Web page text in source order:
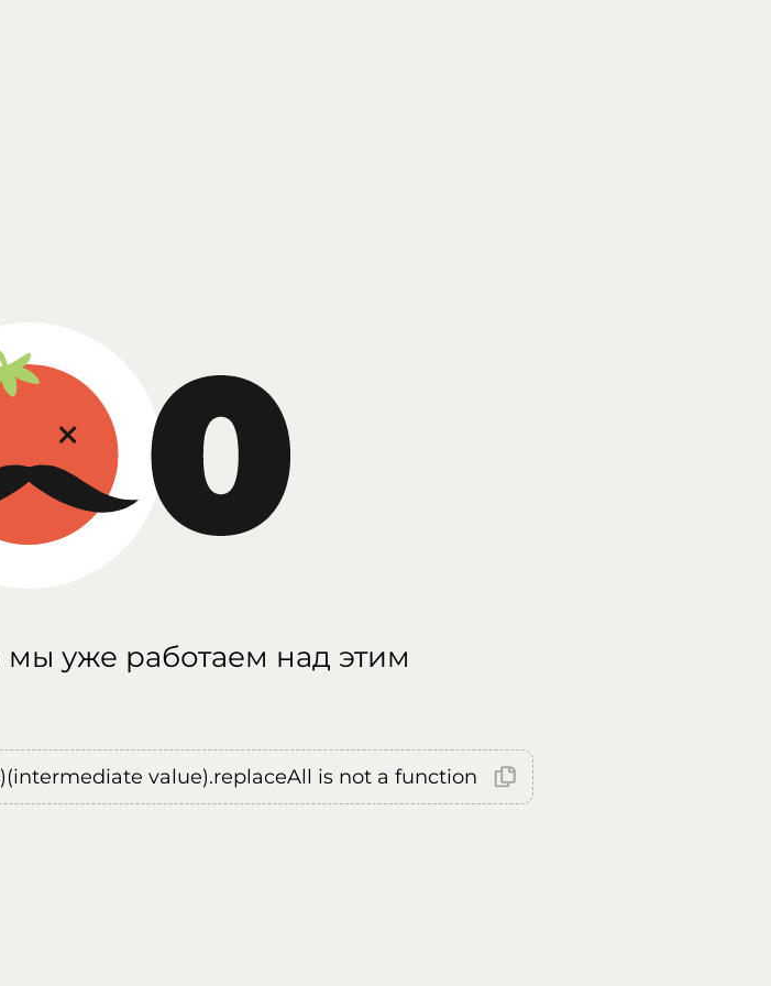
мы уже работаем над этим
value).replaceAll is not a function